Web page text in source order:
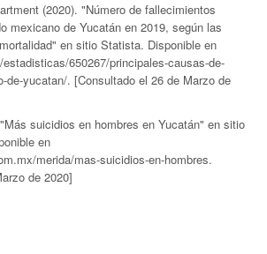
(2020). "Número de fallecimientos
mexicano de Yucatán en 2019, según las
en sitio Statista. Disponible en
650267/principales-causas-de-
de-yucatan/. [Consultado el 26 de Marzo de
suicidios en hombres en Yucatán" en sitio
en
merida/mas-suicidios-en-hombres.
de 2020]